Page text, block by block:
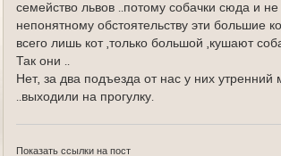
семейство львов ..потому собачки сюда и
непонятному обстоятельству эти большие
всего лишь кот ,только большой ,кушают
Так они ..
Нет, за два подъезда от нас у них утренний
..выходили на прогулку.
Показать ссылки на пост